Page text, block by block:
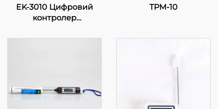
EK-3010 Цифровий
контролер
у ваших руках
TPM-10